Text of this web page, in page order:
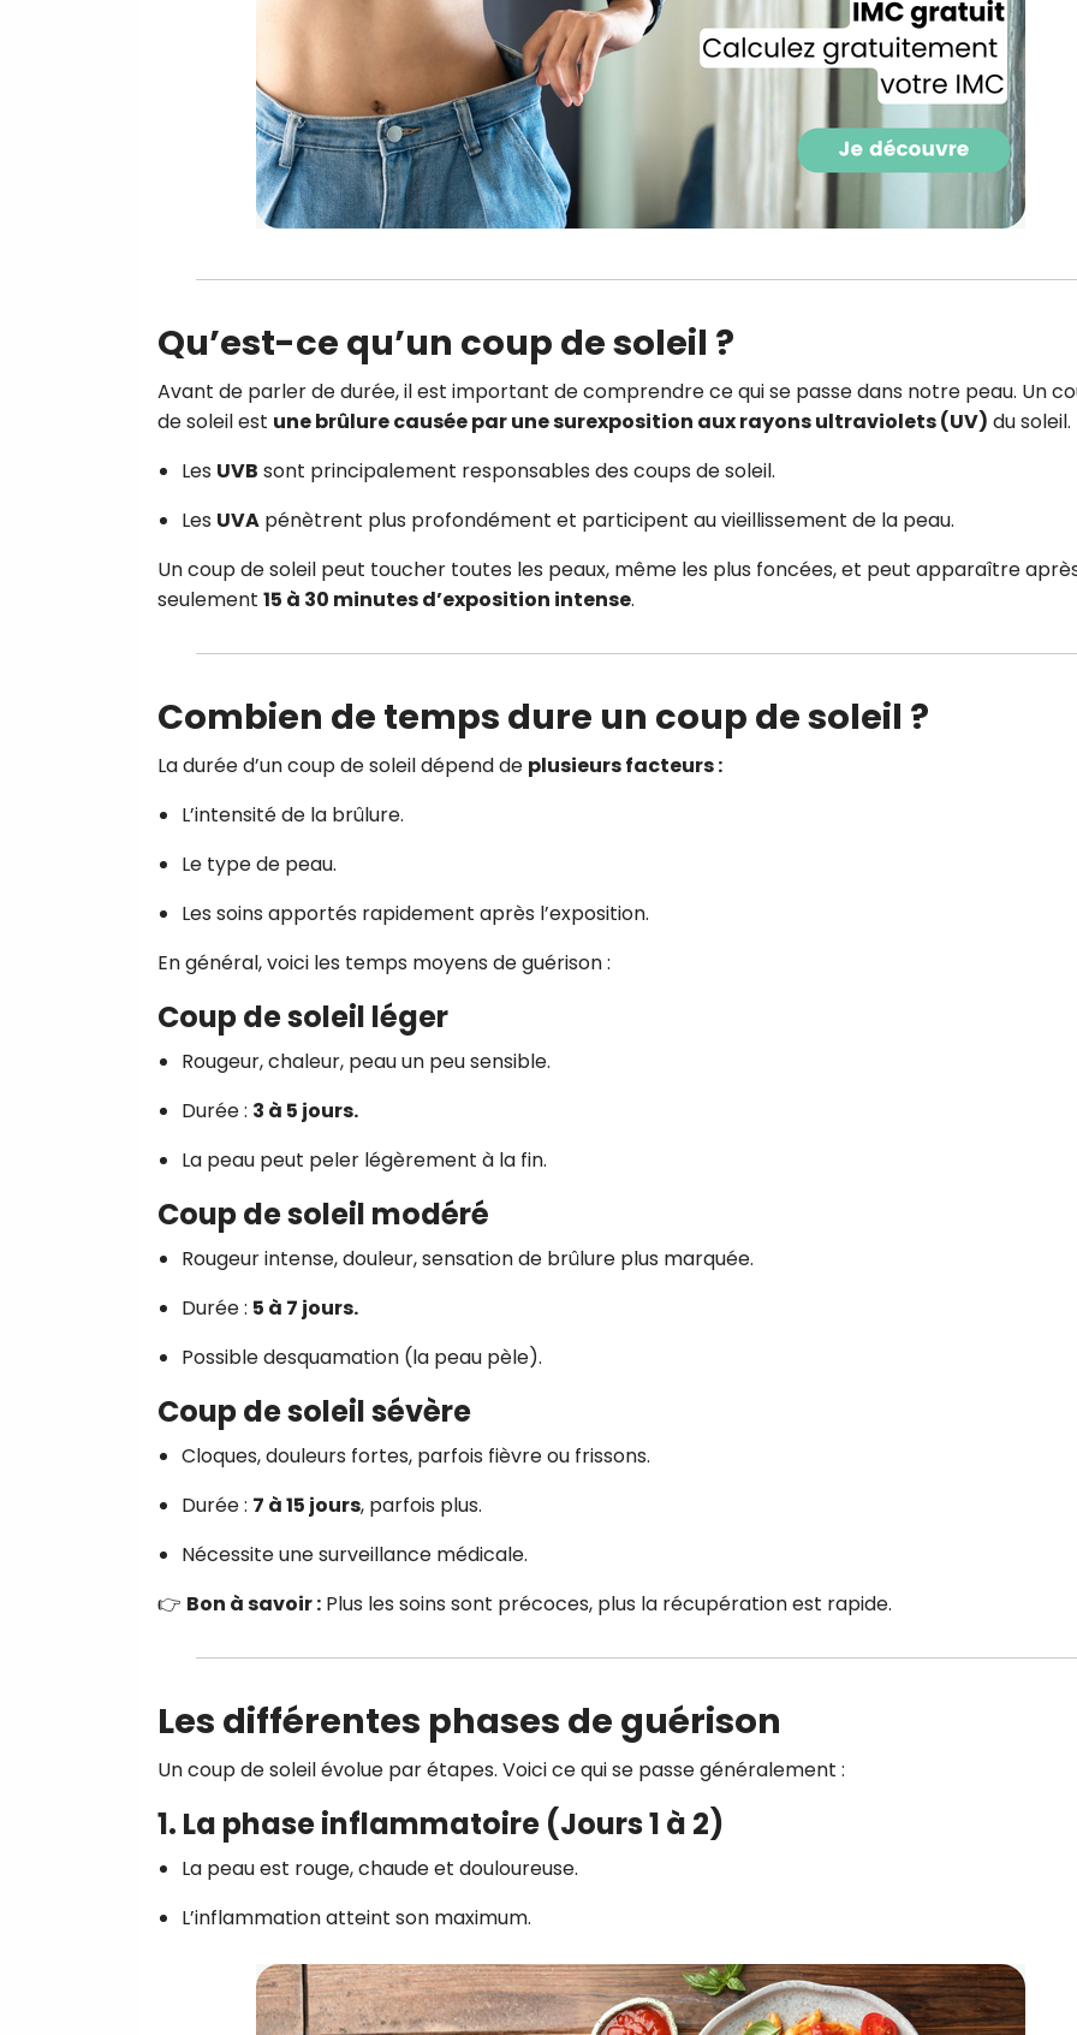
Qu’est-ce qu’un coup de soleil ?
Avant de parler de durée, il est important de comprendre ce qui se passe dans notre peau. Un
de soleil est une brûlure causée par une surexposition aux rayons ultraviolets (UV) du soleil.
Les UVB sont principalement responsables des coups de soleil.
Les UVA pénètrent plus profondément et participent au vieillissement de la peau.
Un coup de soleil peut toucher toutes les peaux, même les plus foncées, et peut apparaître
seulement 15 à 30 minutes d’exposition intense.
Combien de temps dure un coup de soleil ?
La durée d’un coup de soleil dépend de plusieurs facteurs :
L’intensité de la brûlure.
Le type de peau.
Les soins apportés rapidement après l’exposition.
En général, voici les temps moyens de guérison :
Coup de soleil léger
Rougeur, chaleur, peau un peu sensible.
Durée : 3 à 5 jours.
La peau peut peler légèrement à la fin.
Coup de soleil modéré
Rougeur intense, douleur, sensation de brûlure plus marquée.
Durée : 5 à 7 jours.
Possible desquamation (la peau pèle).
Coup de soleil sévère
Cloques, douleurs fortes, parfois fièvre ou frissons.
Durée : 7 à 15 jours, parfois plus.
Nécessite une surveillance médicale.
👉 Bon à savoir : Plus les soins sont précoces, plus la récupération est rapide.
Les différentes phases de guérison
Un coup de soleil évolue par étapes. Voici ce qui se passe généralement :
1. La phase inflammatoire (Jours 1 à 2)
La peau est rouge, chaude et douloureuse.
L’inflammation atteint son maximum.
Je consens à ce que la société
Prisma Players analyse le taux
des courriels pour mesurer et
performances des campagnes.
pourrons savoir si vous ouvrez les
l'heure à laquelle vous le faites
des informations sur le terminal
utilisez. Pour en savoir plus sur ces
politique de
Je reçois mon cadeau !